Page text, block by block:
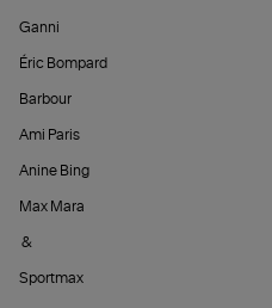
Ganni
Éric Bompard
Barbour
Ami Paris
Anine Bing
Max Mara
&
Sportmax